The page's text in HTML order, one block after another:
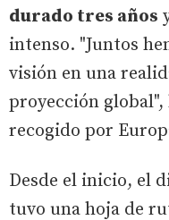
durado tres años
intenso. "Juntos
visión en una
proyección global",
recogido por
Desde el inicio, el
tuvo una hoja de